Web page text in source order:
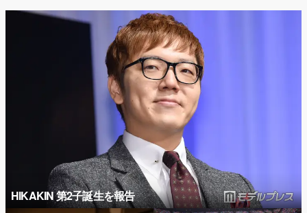
HIKAKIN 第2子誕生を報告